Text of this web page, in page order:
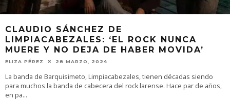
CLAUDIO SÁNCHEZ DE
LIMPIACABEZALES: ‘EL ROCK NUNCA
MUERE Y NO DEJA DE HABER MOVIDA’
ELIZA PÉREZ 28 MARZO, 2024
La banda de Barquisimeto, Limpiacabezales, tienen décadas siendo
para muchos la banda de cabecera del rock larense. Hace par de años,
en pa...